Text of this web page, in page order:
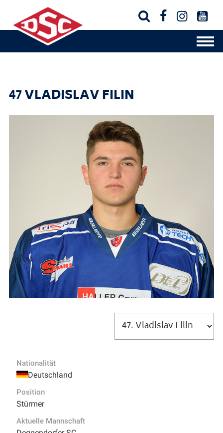
   
47VLADISLAV FILIN
Nationalität
Deutschland
Position
Stürmer
Aktuelle Mannschaft